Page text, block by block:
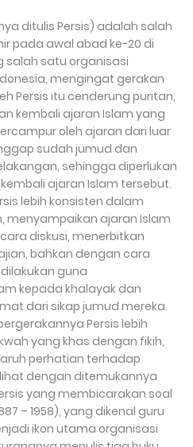
ditulis Persis) adalah salah
pada awal abad ke-20 di
salah satu organisasi
mengingat gerakan
Persis itu cenderung puritan,
kembali ajaran Islam yang
oleh ajaran dari luar
sudah jumud dan
sehingga diperlukan
ajaran Islam tersebut.
lebih konsisten dalam
menyampaikan ajaran Islam
diskusi, menerbitkan
bahkan dengan cara
guna
kepada khalayak dan
dari sikap jumud mereka.
Persis lebih
yang khas dengan fikih,
perhatian terhadap
dengan ditemukannya
yang membicarakan soal
– 1958), yang dikenal guru
ikon utama organisasi